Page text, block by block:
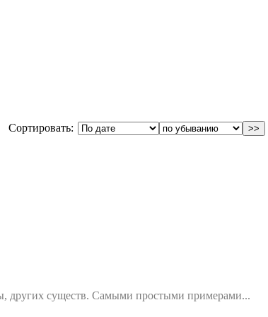
Сортировать:
других существ. Самыми простыми примерами...